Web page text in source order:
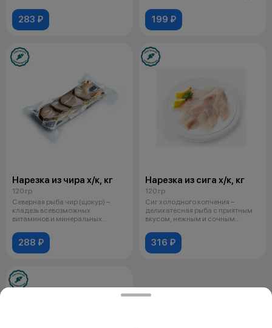
283 ₽ 199 ₽
Нарезка из чира х/к, кг
120 гр
Северная рыба чир (щокур) –
кладезь всевозможных
витаминов и минеральных
288 ₽
Нарезка из сига х/к, кг
120 гр
Сиг холодного копчения –
деликатесная рыба с приятным
вкусом, нежным и сочным
316 ₽